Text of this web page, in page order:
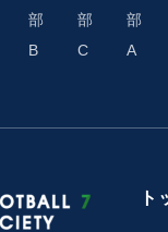
部
B
部
C
部
A
ト